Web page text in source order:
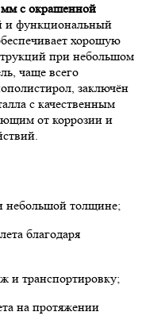
с окрашенной
функциональный
хорошую
при небольшом
чаще всего
заключён
с качественным
от коррозии и
небольшой толщине;
благодаря
и транспортировку;
на протяжении